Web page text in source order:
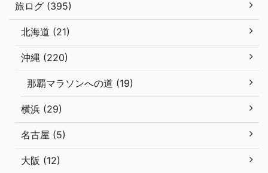
旅ログ (395)
北海道 (21)
沖縄 (220)
那覇マラソンへの道 (19)
横浜 (29)
名古屋 (5)
大阪 (12)